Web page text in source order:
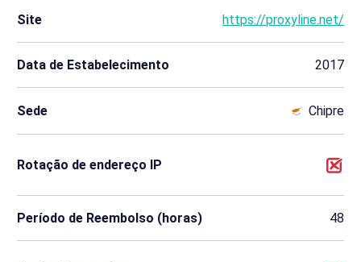
Site https://proxyline.net/
Data de Estabelecimento 2017
Sede Chipre
Rotação de endereço IP
Período de Reembolso (horas) 48